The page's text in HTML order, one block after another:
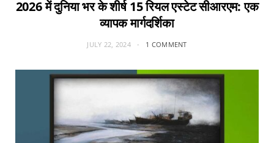
2026 में दुनिया भर के शीर्ष 15 रियल एस्टेट सीआरएम: एक
व्यापक मार्गदर्शिका
JULY 22, 2024 1 COMMENT